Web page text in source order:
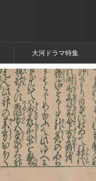
大河ドラマ特集